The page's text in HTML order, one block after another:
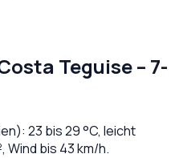
Teguise– 7-
): 23 bis29°C, leicht
Wind bis 43km/h.